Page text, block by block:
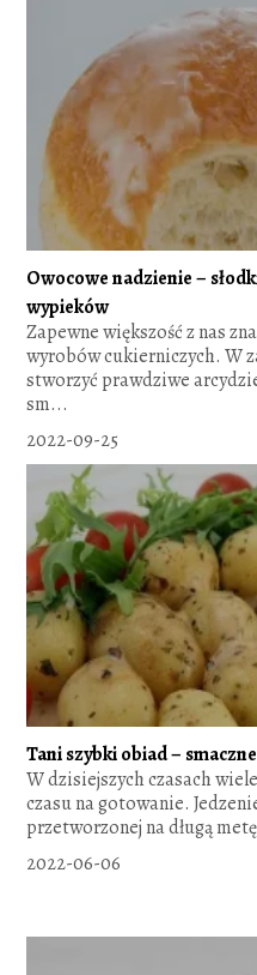
Owocowe nadzienie –
wypieków
Zapewne większość z nas
wyrobów cukierniczych. W
stworzyć prawdziwe
sm...
2022-09-25
Tani szybki obiad –
W dzisiejszych czasach
czasu na gotowanie.
przetworzonej na długą
2022-06-06